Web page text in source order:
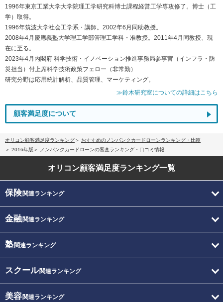
1996年東京工業大学大学院理工学研究科博士課程経営工学専攻修了。博士（工
学）取得。
1996年筑波大学社会工学系・講師。2002年6月同助教授。
2008年4月慶應義塾大学理工学部管理工学科・准教授。2011年4月同教授、現
在に至る。
2023年4月内閣府 科学技術・イノベーション推進事務局参事官（インフラ・防
災担当）付上席科学技術政策フェロー（非常勤）
研究分野は応用統計解析、品質管理、マーケティング。
≫鈴木研究室についての詳細はこちら
顧客満足度について
オリコン顧客満足度ランキング
おすすめのノンバンクカードローンランキング・比較
2016年版
ノンバンクカードローンの審査ランキング・口コミ情報
オリコン顧客満足度ランキング一覧
保険関連ランキング
金融関連ランキング
塾関連ランキング
スクール関連ランキング
美容関連ランキング